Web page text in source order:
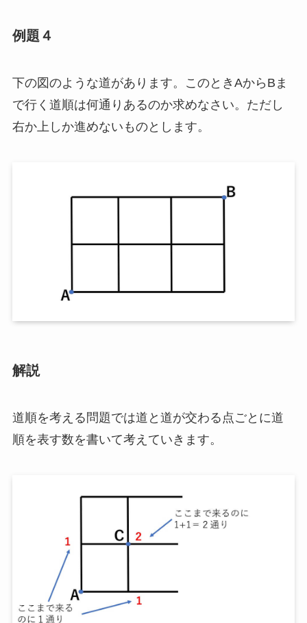
例題４
下の図のような道があります。このときAからBま
で行く道順は何通りあるのか求めなさい。ただし
右か上しか進めないものとします。
解説
道順を考える問題では道と道が交わる点ごとに道
順を表す数を書いて考えていきます。